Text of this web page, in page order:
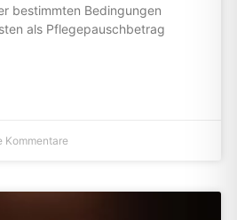
bestimmten Bedingungen
als Pflegepauschbetrag
Kommentare